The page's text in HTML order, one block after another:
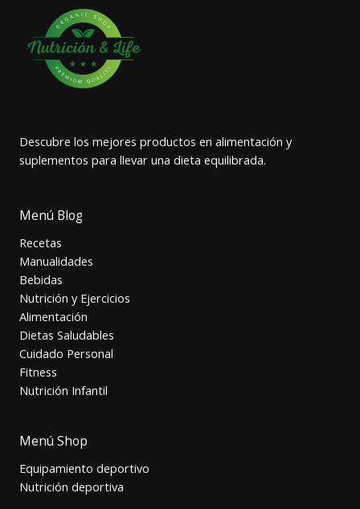
Descubre los mejores productos en alimentación y
suplementos para llevar una dieta equilibrada.
Menú Blog
Recetas
Manualidades
Bebidas
Nutrición y Ejercicios
Alimentación
Dietas Saludables
Cuidado Personal
Fitness
Nutrición Infantil
Menú Shop
Equipamiento deportivo
Nutrición deportiva